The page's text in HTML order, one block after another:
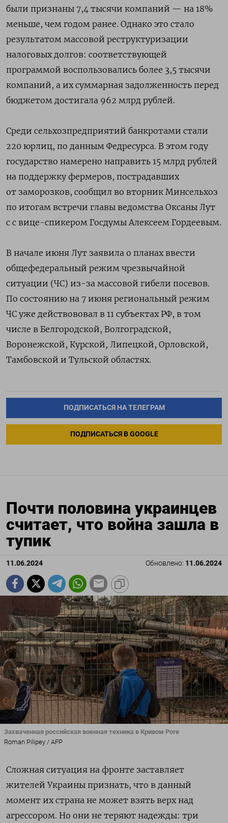
были признаны 7,4 тысячи компаний — на 18%
меньше, чем годом ранее. Однако это стало
результатом массовой реструктуризации
налоговых долгов: соответствующей
программой воспользовались более 3,5 тысячи
компаний, а их суммарная задолженность перед
бюджетом достигала 962 млрд рублей.
Среди сельхозпредприятий банкротами стали
220 юрлиц, по данным Федресурса. В этом году
государство намерено направить 15 млрд рублей
на поддержку фермеров, пострадавших
от заморозков, сообщил во вторник Минсельхоз
по итогам встречи главы ведомства Оксаны Лут
с с вице-спикером Госдумы Алексеем Гордеевым.
В начале июня Лут заявила о планах ввести
общефедеральный режим чрезвычайной
ситуации (ЧС) из-за массовой гибели посевов.
По состоянию на 7 июня региональный режим
ЧС уже действововал в 11 субъектах РФ, в том
числе в Белгородской, Волгоградской,
Воронежской, Курской, Липецкой, Орловской,
Тамбовской и Тульской областях.
ПОДПИСАТЬСЯ НА ТЕЛЕГРАМ
ПОДПИСАТЬСЯ В GOOGLE
Почти половина украинцев
считает, что война зашла в
тупик
11.06.2024 Обновлено: 11.06.2024
Захваченная российская военная техника в Кривом Роге
Roman Pilipey / AFP
Сложная ситуация на фронте заставляет
жителей Украины признать, что в данный
момент их страна не может взять верх над
агрессором. Но они не теряют надежды: три